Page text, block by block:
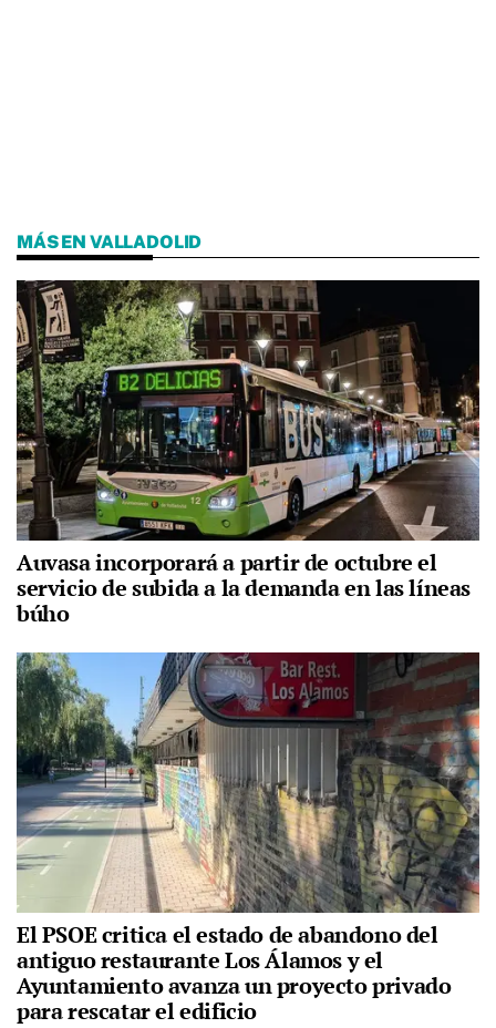
MÁS EN VALLADOLID
Auvasa incorporará a partir de octubre el
servicio de subida a la demanda en las líneas
búho
El PSOE critica el estado de abandono del
antiguo restaurante Los Álamos y el
Ayuntamiento avanza un proyecto privado
para rescatar el edificio